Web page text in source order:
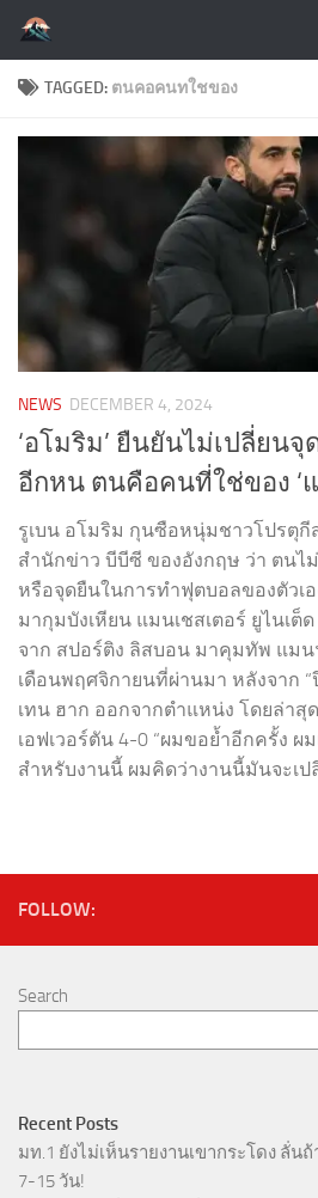
Skip to content
TAGGED: ตนคอคนทใชของ
NEWS DECEMBER 4, 2024
‘อโมริม’ ยืนยันไม่เปลี่ยนจุ
อีกหน ตนคือคนที่ใช่ของ ‘
รูเบน อโมริม กุนซือหนุ่มชาวโปรตุ
สำนักข่าว บีบีซี ของอังกฤษ ว่า ตนไ
หรือจุดยืนในการทำฟุตบอลของตัวเอ
มากุมบังเหียน แมนเชสเตอร์ ยูไนเต็
จาก สปอร์ติง ลิสบอน มาคุมทัพ แมน
เดือนพฤศจิกายนที่ผ่านมา หลังจาก “
เทน ฮาก ออกจากตำแหน่ง โดยล่าสุ
เอฟเวอร์ตัน 4-0 “ผมขอย้ำอีกครั้ง
สำหรับงานนี้ ผมคิดว่างานนี้มันจะเป
FOLLOW:
Search
Recent Posts
มท.1 ยังไม่เห็นรายงานเขากระโดง ลั่น
7-15 วัน!